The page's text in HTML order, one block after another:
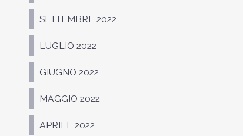
SETTEMBRE 2022
LUGLIO 2022
GIUGNO 2022
MAGGIO 2022
APRILE 2022